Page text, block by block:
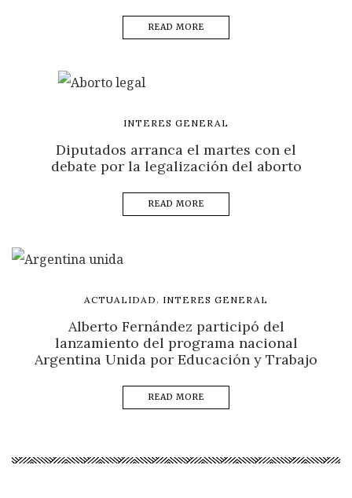
READ MORE
INTERES GENERAL
Diputados arranca el martes con el
debate por la legalización del aborto
READ MORE
ACTUALIDAD , INTERES GENERAL
Alberto Fernández participó del
lanzamiento del programa nacional
Argentina Unida por Educación y Trabajo
READ MORE